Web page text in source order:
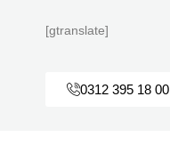
[gtranslate]
0312 395 18 00